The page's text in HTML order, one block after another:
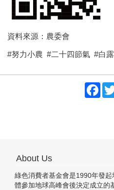
資料來源：農委會
#努力小農 #二十四節氣 #白露
About Us
綠色消費者基金會是1990年發
體參加地球高峰會後決定成立的